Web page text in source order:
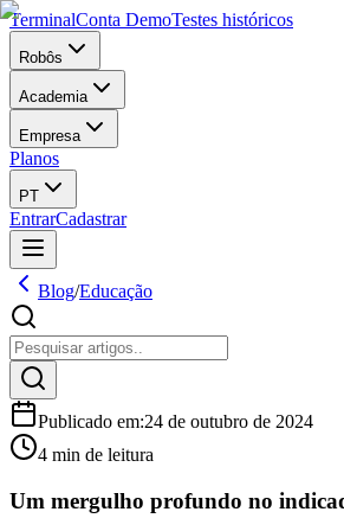
TerminalConta DemoTestes históricos
Robôs
Academia
Empresa
Planos
PT
EntrarCadastrar
Blog/Educação
Publicado em:24 de outubro de 2024
4 min de leitura
Um mergulho profundo no